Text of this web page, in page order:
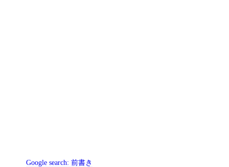
Google search:前書き